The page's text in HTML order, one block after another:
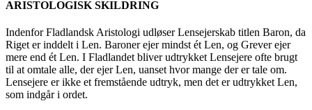
ARISTOLOGISK SKILDRING
Indenfor Fladlandsk Aristologi udløser Lensejerskab titlen Baron, da
Riget er inddelt i Len. Baroner ejer mindst ét Len, og Grever ejer
mere end ét Len. I Fladlandet bliver udtrykket Lensejere ofte brugt
til at omtale alle, der ejer Len, uanset hvor mange der er tale om.
Lensejere er ikke et fremstående udtryk, men det er udtrykket Len,
som indgår i ordet.